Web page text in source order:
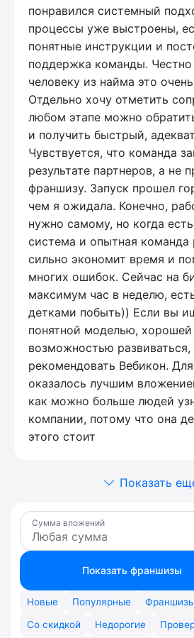
понравился системный
процессы уже выстроены,
понятные инструкции и
поддержка команды. Честно
человеку из найма это
Отдельно хочу отметить
любом этапе можно
и получить быстрый,
Чувствуется, что команда
результате партнеров, а не
франшизу. Запуск прошел
чем я ожидала. Конечно,
нужно самому, но когда есть
система и опытная команда
сильно экономит время и
многих ошибок. Сейчас на
максимум час в неделю,
детками побыть)) Если вы
понятной моделью,
возможностью
рекомендовать Вебикон.
оказалось лучшим
как можно больше людей
компании, потому что она
этого стоит
Показать
Сумма вложений
Показать франшизы
Новые Популярные
Со скидкой
Недорогие